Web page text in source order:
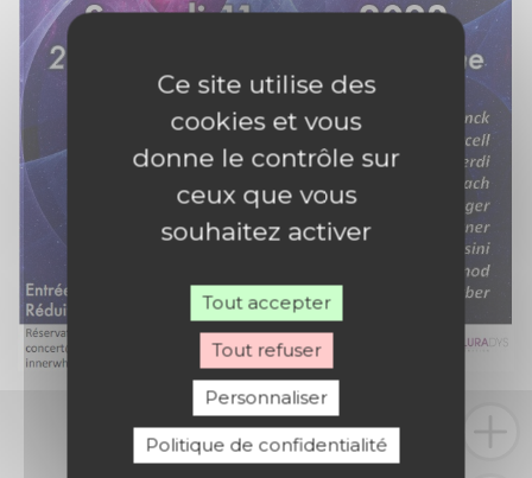
Ce site utilise des
cookies et vous
donne le contrôle sur
ceux que vous
souhaitez activer
Tout accepter
Tout refuser
Personnaliser
Politique de confidentialité